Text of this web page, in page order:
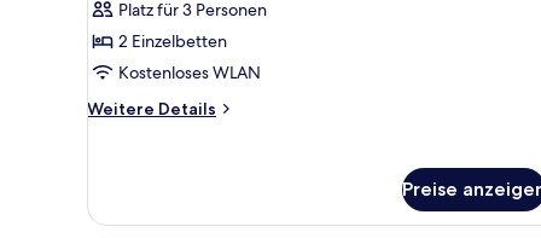
anzeigen
Platz für 3 Personen
2 Einzelbetten
Kostenloses WLAN
Weitere Details
Weitere
Nichtraucher
Preise